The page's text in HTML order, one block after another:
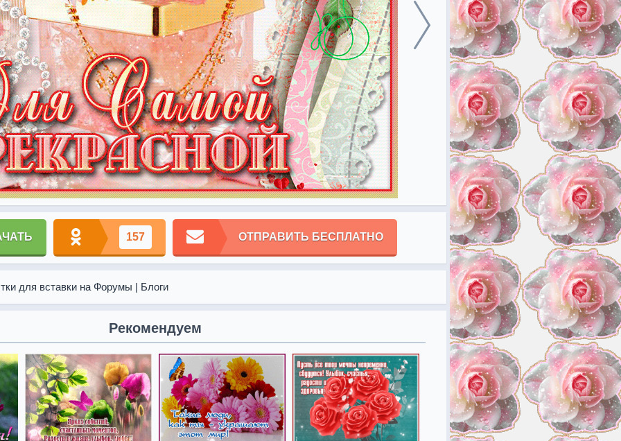
157 ОТПРАВИТЬ БЕСПЛАТНО
для вставки на Форумы | Блоги
Рекомендуем